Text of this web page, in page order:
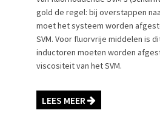
gold de regel: bij overstappen
moet het systeem worden
SVM. Voor fluorvrije middelen is
inductoren moeten worden
viscositeit van het SVM.
LEES MEER